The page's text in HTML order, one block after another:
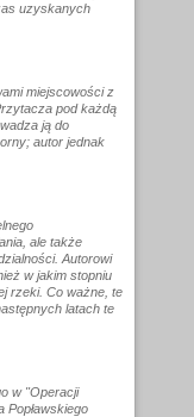
uzyskanych
miejscowości z
pod każdą
ją do
autor jednak
ale także
Autorowi
w jakim stopniu
rzeki. Co ważne, te
latach te
w "Operacji
Popławskiego